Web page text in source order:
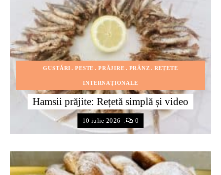
GUSTĂRI PESTE PRĂJIRE PRÂNZ REȚETE
INTERNAȚIONALE
Hamsii prăjite: Rețetă simplă și video
10 iulie 2026 0